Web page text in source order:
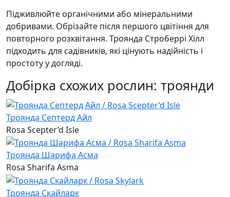
Підживлюйте органічними або мінеральними
добривами. Обрізайте після першого цвітіння для
повторного розквітання. Троянда Строберрі Хілл
підходить для садівників, які цінують надійність і
простоту у догляді.
Добірка схожих рослин: троянди
Троянда Септерд Айл
Rosa Scepter’d Isle
Троянда Шарифa Асма
Rosa Sharifa Asma
Троянда Скайларк